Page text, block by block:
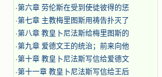
·第六章 劳伦斯在受到使徒彼得的惩
·第七章 主教梅里图斯用祷告扑灭了
·第八章 教皇卜尼法斯给梅里图斯的
·第九章 爱德文王的统治；前来向他
·第十章 教皇卜尼法斯写信给爱德文
·第十一章 教皇卜尼法斯写信给王后